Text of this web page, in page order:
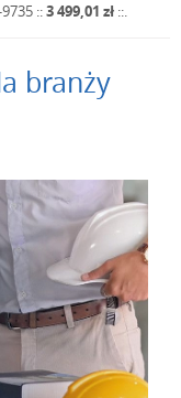
::3 499,01 zł ::.
branży